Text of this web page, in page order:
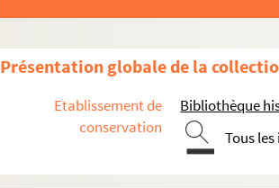
Présentation globale de la
Etablissement de
conservation
Bibliothèque
Tous
Maillart, Louis-Aimé (1817-1871)
Maingueneau, Louis (1884-1950)